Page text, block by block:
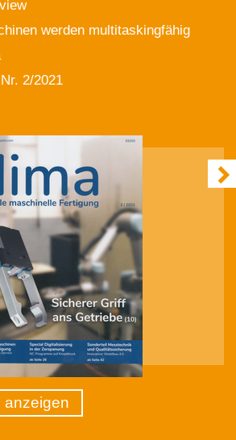
werden multitaskingfähig
2/2021
anzeigen